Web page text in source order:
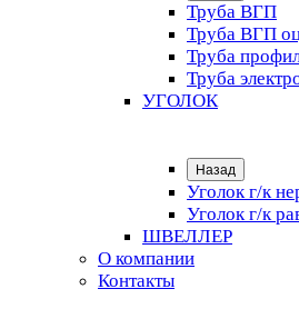
Труба ВГП
Труба ВГП
Труба
Труба
УГОЛОК
Назад
Уголок г/к
Уголок г/к
ШВЕЛЛЕР
О компании
Контакты